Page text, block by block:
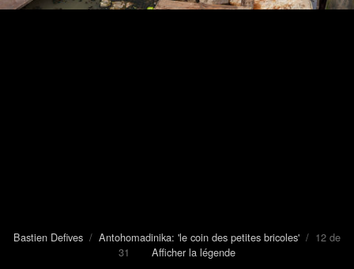
Bastien Defives / Antohomadinika: 'le coin des petites bricoles' / 12 de
31 Afficher la légende